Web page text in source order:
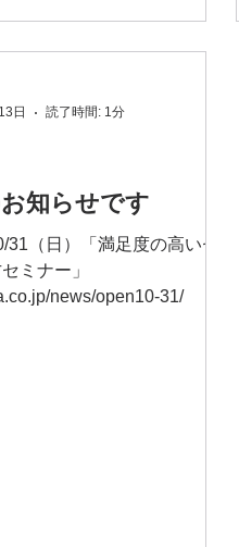
知らせです
31（日）「満足度の高いセ
ミナー」
news/open10-31/
日
読了時間: 1分